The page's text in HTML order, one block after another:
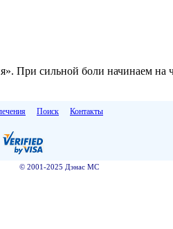
При сильной боли начинаем на
Поиск Контакты
© 2001-2025 Дэнас МС